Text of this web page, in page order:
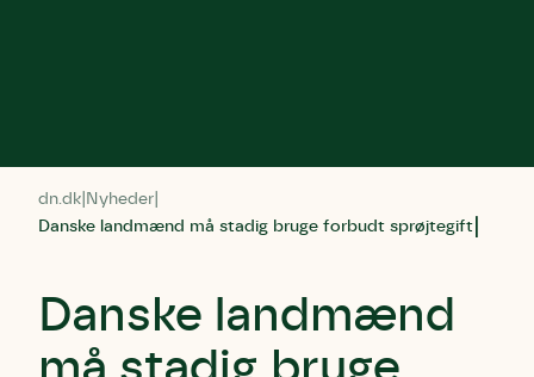
dn.dk Nyheder
Danske landmænd må stadig bruge forbudt sprøjtegift
Danske landmænd